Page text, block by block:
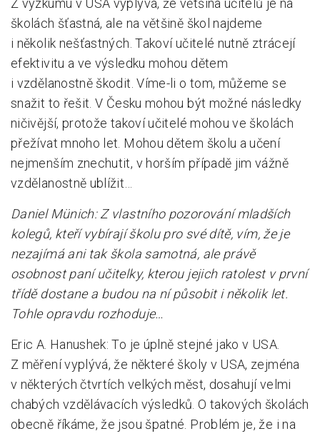
Z výzkumu v USA vyplývá, že většina učitelů je na
školách šťastná, ale na většině škol najdeme
i několik nešťastných. Takoví učitelé nutně ztrácejí
efektivitu a ve výsledku mohou dětem
i vzdělanostně škodit. Víme-li o tom, můžeme se
snažit to řešit. V Česku mohou být možné následky
ničivější, protože takoví učitelé mohou ve školách
přežívat mnoho let. Mohou dětem školu a učení
nejmenším znechutit, v horším případě jim vážně
vzdělanostně ublížit…
Daniel Münich: Z vlastního pozorování mladších
kolegů, kteří vybírají školu pro své dítě, vím, že je
nezajímá ani tak škola samotná, ale právě
osobnost paní učitelky, kterou jejich ratolest v první
třídě dostane a budou na ní působit i několik let.
Tohle opravdu rozhoduje…
Eric A. Hanushek: To je úplně stejné jako v USA.
Z měření vyplývá, že některé školy v USA, zejména
v některých čtvrtích velkých měst, dosahují velmi
chabých vzdělávacích výsledků. O takových školách
obecně říkáme, že jsou špatné. Problém je, že i na